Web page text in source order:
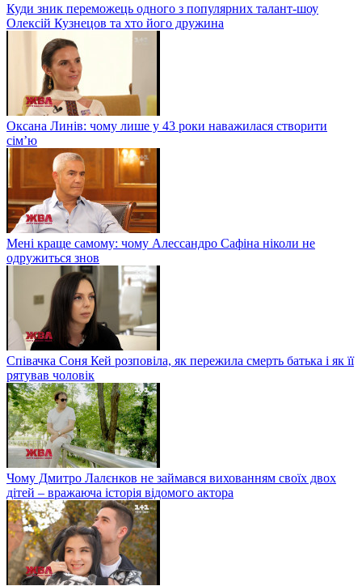
Куди зник переможець одного з популярних талант-шоу
Олексій Кузнецов та хто його дружина
Оксана Линів: чому лише у 43 роки наважилася створити
сім’ю
Мені краще самому: чому Алессандро Сафіна ніколи не
одружиться знов
Співачка Соня Кей розповіла, як пережила смерть батька і як її
рятував чоловік
Чому Дмитро Лалєнков не займався вихованням своїх двох
дітей – вражаюча історія відомого актора